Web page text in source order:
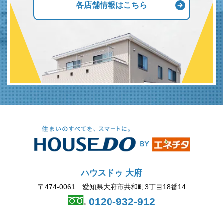
各店舗情報はこちら
ハウスドゥ 大府
〒474-0061 愛知県大府市共和町3丁目18番14
0120-932-912